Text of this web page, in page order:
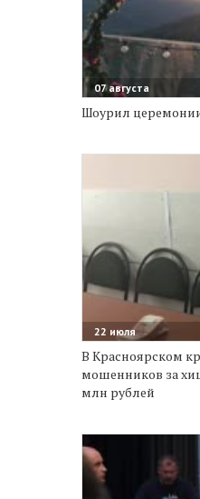
07 августа
Шоурил
22 июля
В Красноярском
мошенников за
млн рублей